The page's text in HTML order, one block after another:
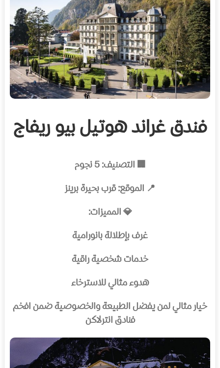
فندق غراند هوتيل بيو ريفاج
🏢 التصنيف: 5 نجوم
📍 الموقع: قرب بحيرة برينز
💎 المميزات:
غرف بإطلالة بانورامية
خدمات شخصية راقية
هدوء مثالي للاسترخاء
خيار مثالي لمن يفضل الطبيعة والخصوصية ضمن افخم
فنادق انترلاكن